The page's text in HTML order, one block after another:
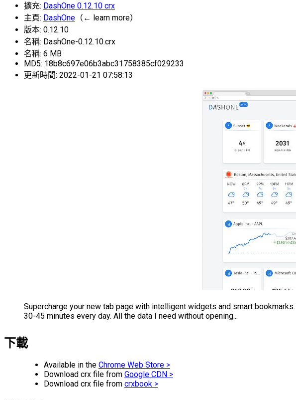
擴充: DashOne 0.12.10 crx
主頁: DashOne （← learn more）
版本: 0.12.10
名稱: DashOne-0.12.10.crx
名稱: 6 MB
MD5: 18b8c697e06b3abc31758385cf029233
更新時間: 2022-01-21 07:58:13
Supercharge your new tab page with intelligent widgets and smart
30-45 minutes every day. All the data I need without opening...
下載
Available in the Chrome Web Store >
Download crx file from Google CDN >
Download crx file from crxbook >